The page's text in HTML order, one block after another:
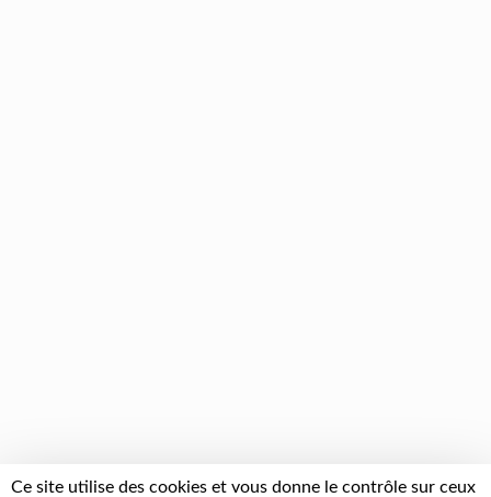
Ce site utilise des cookies et vous donne le contrôle sur ceux